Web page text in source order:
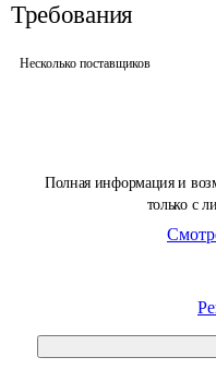
Полная информация и
только с
Требования
Несколько поставщиков